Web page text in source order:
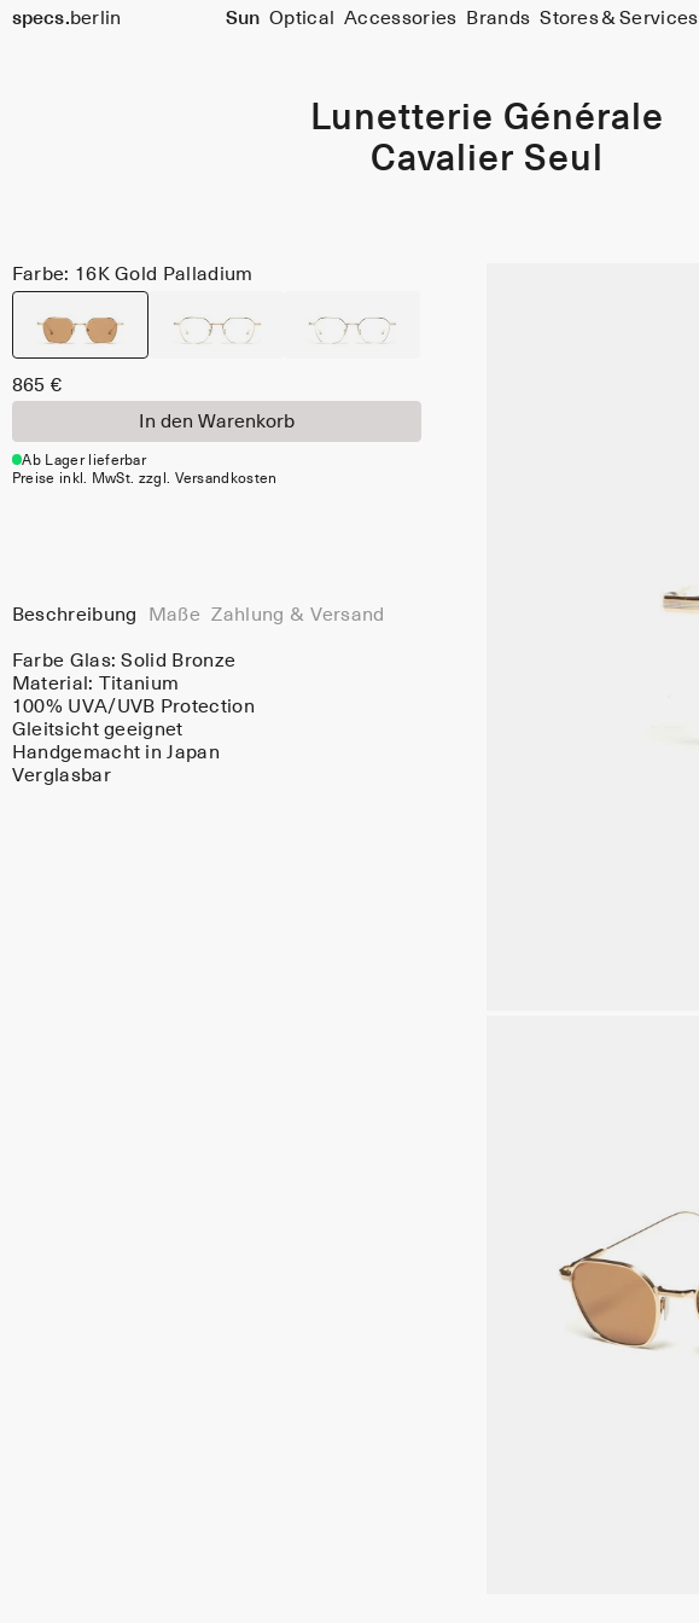
specs. berlin Sun Optical Accessories Brands Stores & Services
Lunetterie Générale
Cavalier Seul
Farbe: 16K Gold Palladium
865 €
In den Warenkorb
Ab Lager lieferbar
Preise inkl. MwSt. zzgl. Versandkosten
Beschreibung Maße Zahlung & Versand
Farbe Glas:Solid Bronze
Material:
Titanium
100% UVA/UVB Protection
Gleitsicht geeignet
Handgemacht in Japan
Verglasbar